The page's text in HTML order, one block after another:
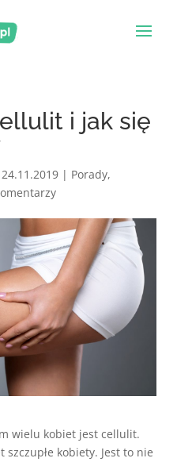
i jak się
24.11.2019| Porady,
wielu kobiet jest cellulit.
kobiety. Jest to nie